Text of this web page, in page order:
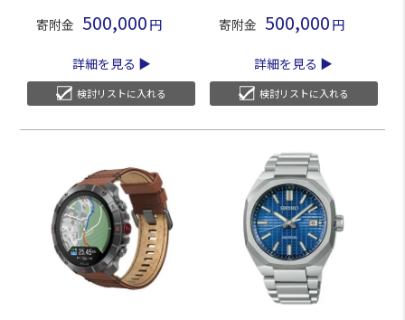
寄附金 500,000
詳細を見る
検討リストに入れる
寄附金 500,000
詳細を見る
検討リストに入れる